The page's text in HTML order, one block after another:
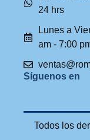
24 hrs
Lunes a
am - 7:00
Síguenos en
Todos los